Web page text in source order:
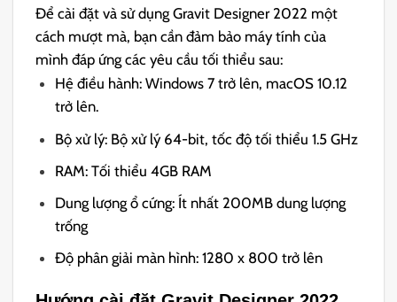
Để cài đặt và sử dụng Gravit Designer 2022 một
cách mượt mà, bạn cần đảm bảo máy tính của
mình đáp ứng các yêu cầu tối thiểu sau:
Hệ điều hành: Windows 7 trở lên, macOS 10.12
trở lên.
Bộ xử lý: Bộ xử lý 64-bit, tốc độ tối thiểu 1.5 GHz
RAM: Tối thiểu 4GB RAM
Dung lượng ổ cứng: Ít nhất 200MB dung lượng
trống
Độ phân giải màn hình: 1280 x 800 trở lên